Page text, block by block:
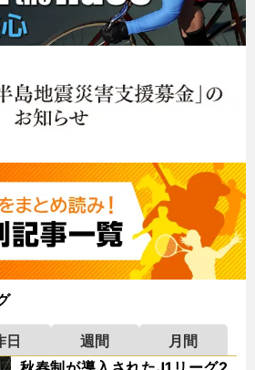
日 週間
月間